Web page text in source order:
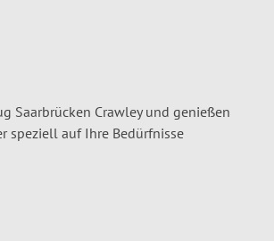
Saarbrücken Crawley und genießen
speziell auf Ihre Bedürfnisse